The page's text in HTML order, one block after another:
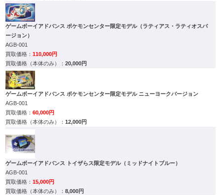
ゲームボーイアドバンス ポケモンセンター限定モデル（ラティアス・ラティオスバ
ージョン）
AGB-001
110,000円
20,000円
ゲームボーイアドバンス ポケモンセンター限定モデル ニューヨークバージョン
AGB-001
60,000円
12,000円
ゲームボーイアドバンス トイザらス限定モデル（ミッドナイトブルー）
AGB-001
15,000円
8,000円